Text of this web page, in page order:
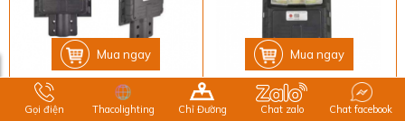
Mua ngay
Đèn Liền Thể JY-C032 - 300W
Liên hệ
Mua ngay
Đèn Liền Thể JY-C032 - 400W
Liên hệ
Gọi điện Thacolighting Chỉ Đường Chat zalo Chat facebook